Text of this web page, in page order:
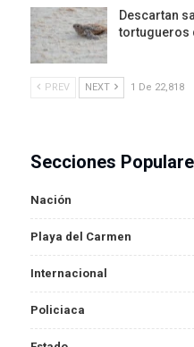
Descartan
tortugueros
PREV NEXT 1 De 22,818
Secciones
Nación
Playa del Carmen
Internacional
Policiaca